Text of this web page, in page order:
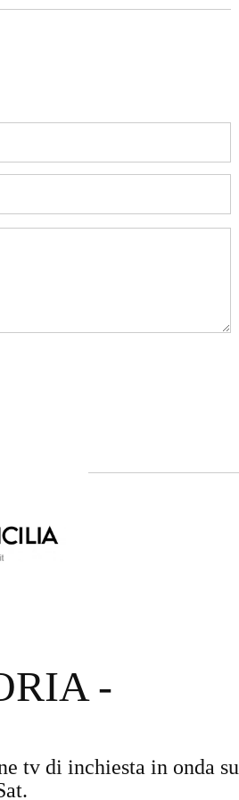
-
tv di inchiesta in onda su